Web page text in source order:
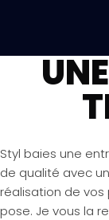
Styl baies une
de qualité avec
réalisation de vos
pose. Je vous la